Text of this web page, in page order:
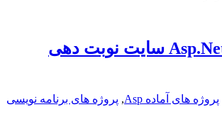
انجام پروژه Asp.Net سایت نوبت دهی
پروژه های آماده Asp , پروژه های برنامه نویسی